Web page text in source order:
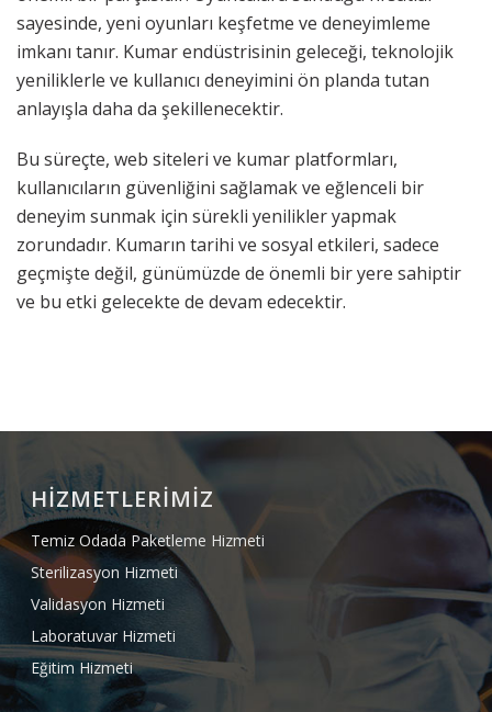
sayesinde, yeni oyunları keşfetme ve deneyimleme
imkanı tanır. Kumar endüstrisinin geleceği, teknolojik
yeniliklerle ve kullanıcı deneyimini ön planda tutan
anlayışla daha da şekillenecektir.
Bu süreçte, web siteleri ve kumar platformları,
kullanıcıların güvenliğini sağlamak ve eğlenceli bir
deneyim sunmak için sürekli yenilikler yapmak
zorundadır. Kumarın tarihi ve sosyal etkileri, sadece
geçmişte değil, günümüzde de önemli bir yere sahiptir
ve bu etki gelecekte de devam edecektir.
HİZMETLERİMİZ
Temiz Odada Paketleme Hizmeti
Sterilizasyon Hizmeti
Validasyon Hizmeti
Laboratuvar Hizmeti
Eğitim Hizmeti